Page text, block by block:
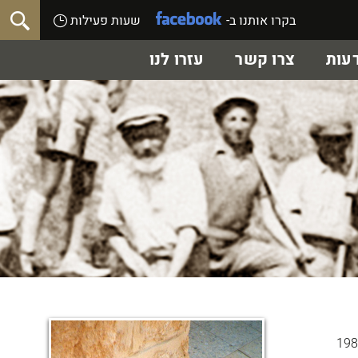
בקרו אותנו ב- שעות פעילות
צרו קשר עזרו לנו
השטח בחצר בית מספר 21 ברחוב המייסדים, באוגוסט 1988